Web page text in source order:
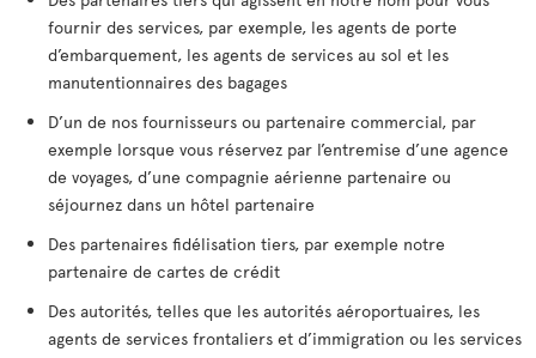
fournir des services, par exemple, les agents de porte
d’embarquement, les agents de services au sol et les
manutentionnaires des bagages
D’un de nos fournisseurs ou partenaire commercial, par
exemple lorsque vous réservez par l’entremise d’une agence
de voyages, d’une compagnie aérienne partenaire ou
séjournez dans un hôtel partenaire
Des partenaires fidélisation tiers, par exemple notre
partenaire de cartes de crédit
Des autorités, telles que les autorités aéroportuaires, les
agents de services frontaliers et d’immigration ou les services